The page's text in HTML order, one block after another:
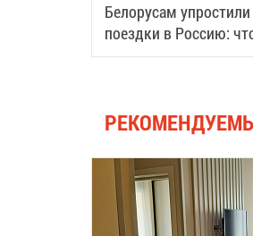
Белорусам
поездки в Россию:
августа